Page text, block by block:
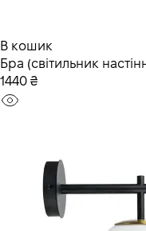
В кошик
Бра (світильник
1440 ₴